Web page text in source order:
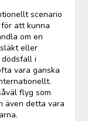
scenario
att kunna
om en
eller
i
vara ganska
flyg som
även detta vara